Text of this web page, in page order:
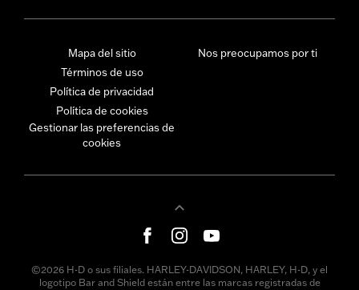
Mapa del sitio
Términos de uso
Política de privacidad
Política de cookies
Gestionar las preferencias de
cookies
Nos preocupamos por ti
©2026 H-D o sus filiales. HARLEY-DAVIDSON, HARLEY, H-D, y el
logotipo Bar and Shield están entre las marcas registradas de